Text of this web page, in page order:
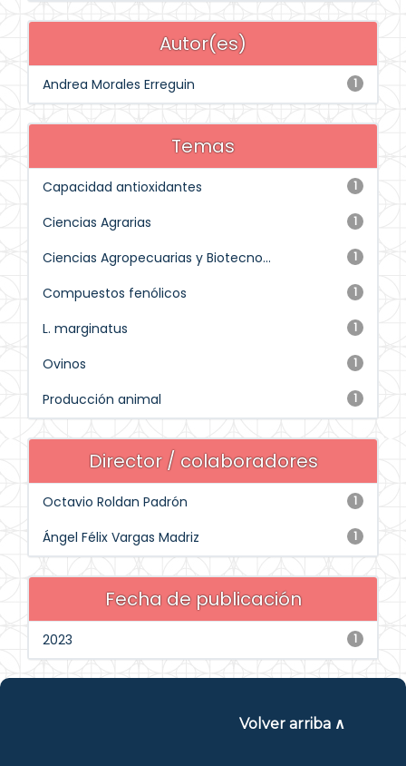
Autor(es)
1
Andrea Morales Erreguin
Temas
1
Capacidad antioxidantes
1
Ciencias Agrarias
1
Ciencias Agropecuarias y Biotecno...
1
Compuestos fenólicos
1
L. marginatus
1
Ovinos
1
Producción animal
Director / colaboradores
1
Octavio Roldan Padrón
1
Ángel Félix Vargas Madriz
Fecha de publicación
1
2023
Volver arriba ∧